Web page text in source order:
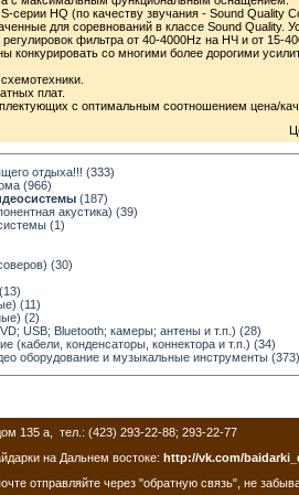
серии HQ (по качеству звучания - Sound Quality
для соревнований в классе Sound Quality.
фильтра от 40-4000Hz на НЧ и от 15-
конкурировать со многими более дорогими
плат.
с оптимальным соотношением цена/
отдыха!!! (333)
(966)
(187)
акустика) (39)
(1)
(30)
(11)
(2)
USB; Bluetooth; камеры; антены и т.п.) (28)
(кабели, конденсаторы, коннектора и т.п.) (34)
оборудование и музыкальные инструменты (373)
135 а, тел.: (423) 293-22-88; 293-22-77
на Дальнем востоке: http://vk.com/
отправляйте через "обратную связь", не